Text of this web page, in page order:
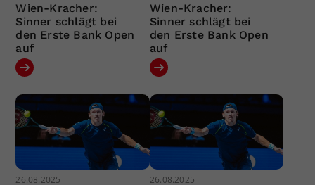
Wien-Kracher:
Sinner schlägt bei
den Erste Bank Open
auf
Wien-Kracher:
Sinner schlägt bei
den Erste Bank Open
auf
26.08.2025 26.08.2025